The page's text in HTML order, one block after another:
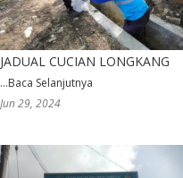
JADUAL CUCIAN LONGKANG
...Baca Selanjutnya
Jun 29, 2024